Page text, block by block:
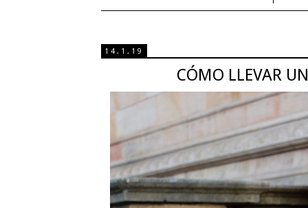
14.1.19
CÓMO LLEVAR